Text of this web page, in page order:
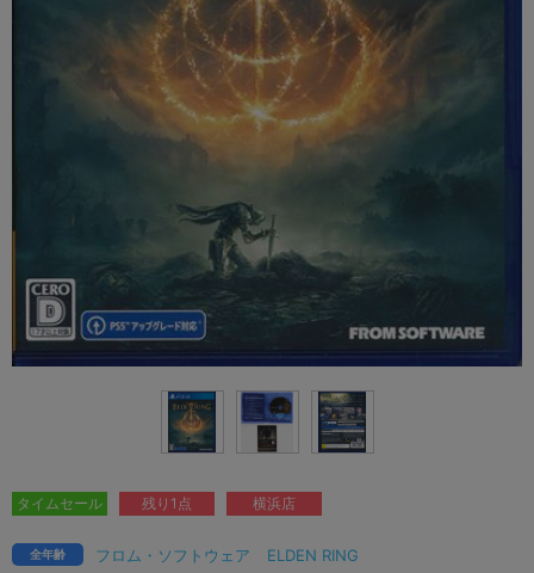
フロム・ソフトウェア ELDEN RING
全年齢
タイムセール 残り1点 横浜店